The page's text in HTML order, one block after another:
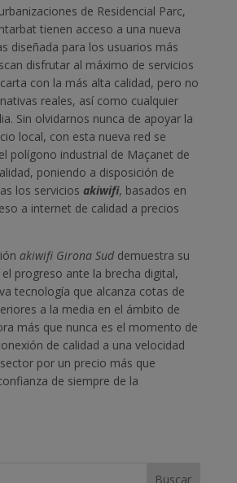
de Residencial Parc,
tienen acceso a una nueva
diseñada para los usuarios más
disfrutar al máximo de servicios
con la más alta calidad, pero no
reales, así como cualquier
Sin olvidarnos nunca de apoyar la
local, con esta nueva red se
polígono industrial de Maçanet de
poniendo a disposición de
los servicios akiwifi, basados en
a internet de calidad a precios
akiwifi Girona Suddemuestra su
progreso ante la brecha digital,
tecnología que alcanza cotas de
a la media en el ámbito de
más que nunca es el momento de
de calidad a una velocidad
por un precio más que
de siempre de la